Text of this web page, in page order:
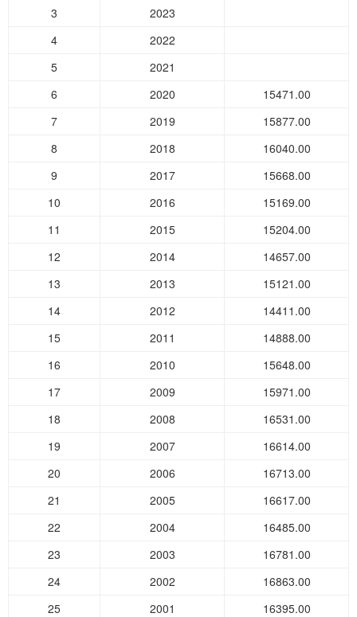
3
2023
4
2022
5
2021
6
2020
15471.00
7
2019
15877.00
8
2018
16040.00
9
2017
15668.00
10
2016
15169.00
11
2015
15204.00
12
2014
14657.00
13
2013
15121.00
14
2012
14411.00
15
2011
14888.00
16
2010
15648.00
17
2009
15971.00
18
2008
16531.00
19
2007
16614.00
20
2006
16713.00
21
2005
16617.00
22
2004
16485.00
23
2003
16781.00
24
2002
16863.00
25
2001
16395.00